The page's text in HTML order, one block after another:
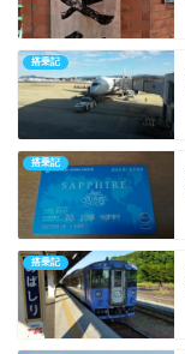
搭乗記
搭乗記
搭乗記